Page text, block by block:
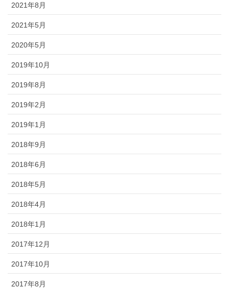
2021年8月
2021年5月
2020年5月
2019年10月
2019年8月
2019年2月
2019年1月
2018年9月
2018年6月
2018年5月
2018年4月
2018年1月
2017年12月
2017年10月
2017年8月